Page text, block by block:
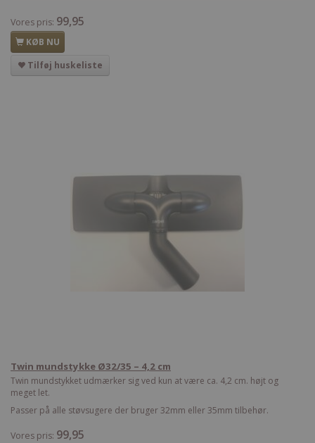
Vores pris: 99,95
KØB NU
Tilføj huskeliste
Twin mundstykke Ø32/35 – 4,2 cm
Twin mundstykket udmærker sig ved kun at være ca. 4,2 cm. højt og
meget let.
Passer på alle støvsugere der bruger 32mm eller 35mm tilbehør.
Vores pris: 99,95